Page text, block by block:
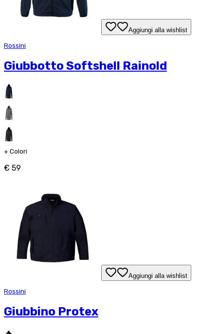
Aggiungi alla wishlist
Rossini
Giubbotto Softshell Rainold
+ Colori
€ 59
Aggiungi alla wishlist
Rossini
Giubbino Protex